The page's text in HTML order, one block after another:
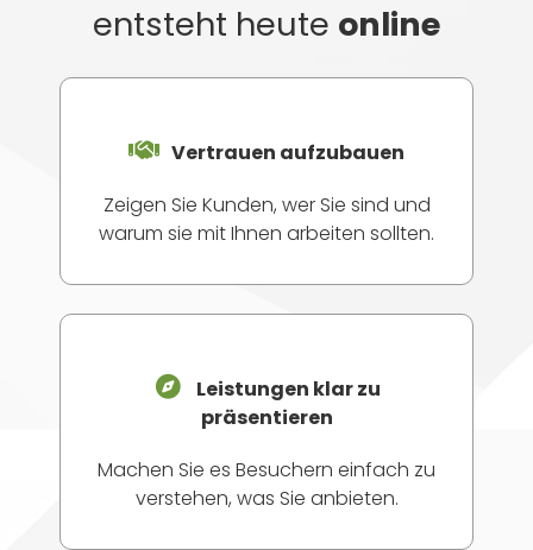
entsteht heute online
Vertrauen aufzubauen
Zeigen Sie Kunden, wer Sie sind und
warum sie mit Ihnen arbeiten sollten.
Leistungen klar zu
präsentieren
Machen Sie es Besuchern einfach zu
verstehen, was Sie anbieten.